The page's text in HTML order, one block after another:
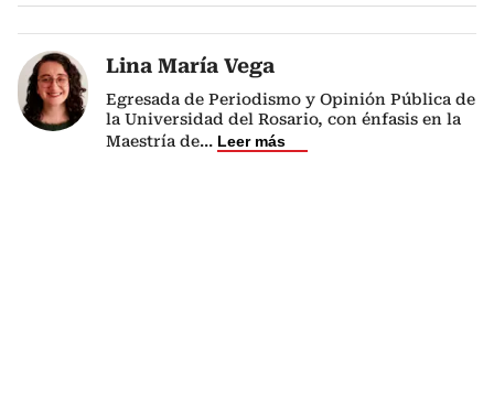
Lina María Vega
Egresada de Periodismo y Opinión Pública de
la Universidad del Rosario, con énfasis en la
Maestría de... Leer más